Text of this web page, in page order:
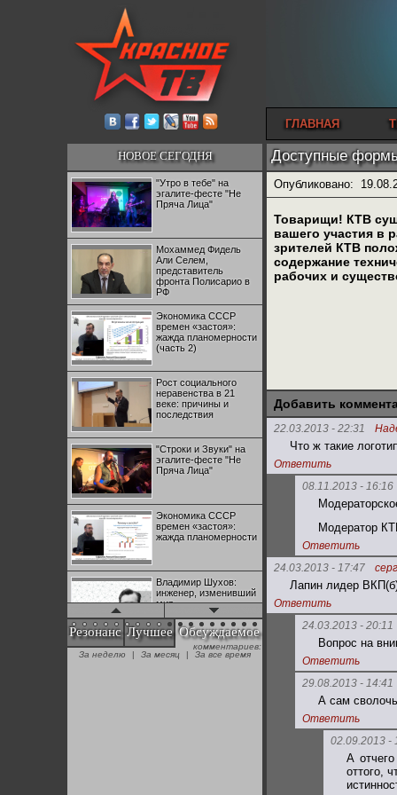
ГЛАВНАЯ
НОВОЕ СЕГОДНЯ
"Утро в тебе" на
эгалите-фесте "Не
Пряча Лица"
Мохаммед Фидель
Али Селем,
представитель
фронта Полисарио в
РФ
Экономика СССР
времен «застоя»:
жажда планомерности
(часть 2)
Рост социального
неравенства в 21
веке: причины и
последствия
"Строки и Звуки" на
эгалите-фесте "Не
Пряча Лица"
Экономика СССР
времен «застоя»:
жажда планомерности
Владимир Шухов:
инженер, изменивший
мир
"Аркадий Коц" на
эгалите-фесте "Не
Резонанс Лучшее Обсуждаемое
комментариев:
За неделю
| За месяц | За все время
Доступные
Опубликовано:
Товарищи! КТВ
вашего участия в
зрителей КТВ
содержание
рабочих и
Добавить
22.03.2013 - 22:31
Что ж такие
Ответить
08.11.2013 - 16:16
Модератор
Ответить
24.03.2013 - 17:47
Лапин лидер
Ответить
24.03.2013 - 20:11
Вопрос на
Ответить
29.08.2013 - 14:41
А сам
Ответить
02.09.2013 -
А
оттого,